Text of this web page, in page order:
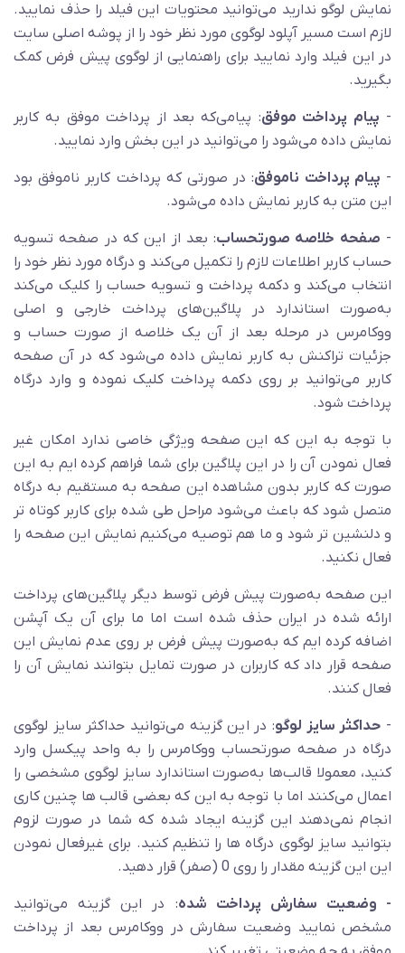
نمایش لوگو ندارید می‌توانید محتویات این فیلد را حذف نمایید.
لازم است مسیر آپلود لوگوی مورد نظر خود را از پوشه اصلی سایت
در این فیلد وارد نمایید برای راهنمایی از لوگوی پیش فرض کمک
بگیرید.
- پیام پرداخت موفق: پیامی‌که بعد از پرداخت موفق به کاربر
نمایش داده می‌شود را می‌توانید در این بخش وارد نمایید.
- ‌ پیام پرداخت ناموفق: در صورتی که پرداخت کاربر ناموفق بود
این متن به کاربر نمایش داده می‌شود.
- صفحه خلاصه صورتحساب: بعد از این که در صفحه تسویه
حساب کاربر اطلاعات لازم را تکمیل می‌کند و درگاه مورد نظر خود را
انتخاب می‌کند و دکمه پرداخت و تسویه حساب را کلیک می‌کند
به‌صورت استاندارد در پلاگین‌های پرداخت خارجی و اصلی
ووکامرس در مرحله بعد از آن یک خلاصه از صورت حساب و
جزئیات تراکنش به کاربر نمایش داده می‌شود که در آن صفحه
کاربر می‌توانید بر روی دکمه پرداخت کلیک نموده و وارد درگاه
پرداخت شود.
با توجه به این که این صفحه ویژگی خاصی ندارد امکان غیر
فعال نمودن آن را در این پلاگین برای شما فراهم کرده ایم به این
صورت که کاربر بدون مشاهده این صفحه به مستقیم به درگاه
متصل شود که باعث می‌شود مراحل طی شده برای کاربر کوتاه تر
و دلنشین تر شود و ما هم توصیه می‌کنیم نمایش این صفحه را
فعال نکنید.
این صفحه به‌صورت پیش فرض توسط دیگر پلاگین‌های پرداخت
ارائه شده در ایران حذف شده است اما ما برای آن یک آپشن
اضافه کرده ایم که به‌صورت پیش فرض بر روی عدم نمایش این
صفحه قرار داد که کاربران در صورت تمایل بتوانند نمایش آن را
فعال کنند.
- حداکثر سایز لوگو: در این گزینه می‌توانید حداکثر سایز لوگوی
درگاه در صفحه صورتحساب ووکامرس را به واحد پیکسل وارد
کنید، معمولا قالب‌ها به‌صورت استاندارد سایز لوگوی مشخصی را
اعمال می‌کنند اما با توجه به این که بعضی قالب ها چنین کاری
انجام نمی‌دهند این گزینه ایجاد شده که شما در صورت لزوم
بتوانید سایز لوگوی درگاه ها را تنظیم کنید. برای غیرفعال نمودن
این این گزینه مقدار را روی 0 (صفر) قرار دهید.
- وضعیت سفارش پرداخت شده: در این گزینه می‌توانید
مشخص نمایید وضعیت سفارش‌ در ووکامرس بعد از پرداخت